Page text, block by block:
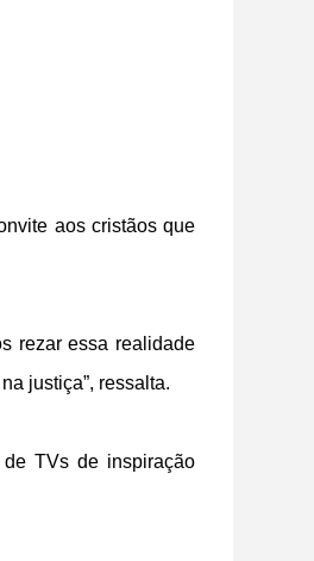
aos cristãos que
rezar essa realidade
justiça”, ressalta.
TVs de inspiração